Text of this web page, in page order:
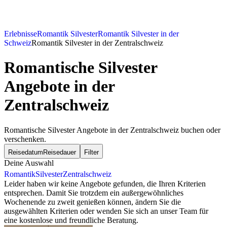
ErlebnisseRomantik SilvesterRomantik Silvester in der
SchweizRomantik Silvester in der Zentralschweiz
Romantische Silvester
Angebote in der
Zentralschweiz
Romantische Silvester Angebote in der Zentralschweiz buchen oder
verschenken.
Reisedatum Reisedauer Filter
Deine Auswahl
RomantikSilvesterZentralschweiz
Leider haben wir keine Angebote gefunden, die Ihren Kriterien
entsprechen. Damit Sie trotzdem ein außergewöhnliches
Wochenende zu zweit genießen können, ändern Sie die
ausgewählten Kriterien oder wenden Sie sich an unser Team für
eine kostenlose und freundliche Beratung.